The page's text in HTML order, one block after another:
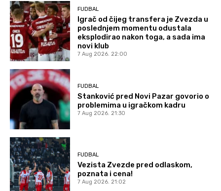
FUDBAL
Igrač od čijeg transfera je Zvezda u
poslednjem momentu odustala
eksplodirao nakon toga, a sada ima
novi klub
7 Aug 2026. 22:00
FUDBAL
Stanković pred Novi Pazar govorio o
problemima u igračkom kadru
7 Aug 2026. 21:30
FUDBAL
Vezista Zvezde pred odlaskom,
poznata i cena!
7 Aug 2026. 21:02